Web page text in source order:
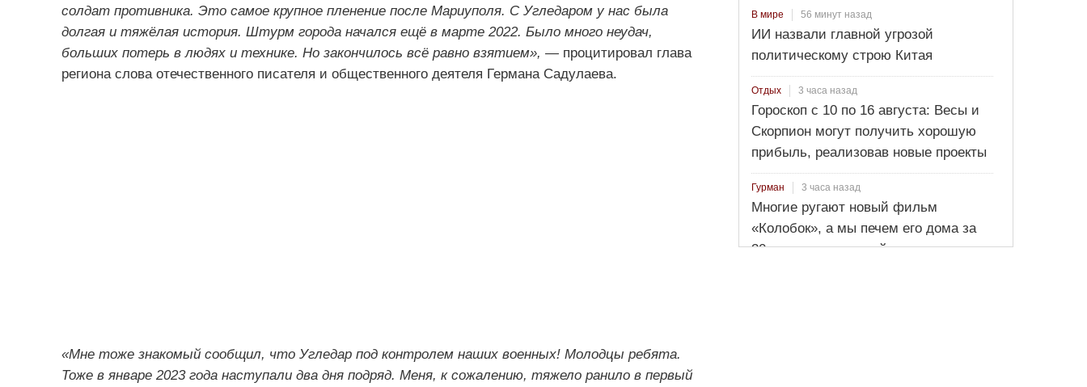
солдат противника. Это самое крупное пленение после Мариуполя. С Угледаром у нас была
долгая и тяжёлая история. Штурм города начался ещё в марте 2022. Было много неудач,
больших потерь в людях и технике. Но закончилось всё равно взятием», —процитировал глава
региона слова отечественного писателя и общественного деятеля Германа Садулаева.
«Мне тоже знакомый сообщил, что Угледар под контролем наших военных! Молодцы ребята.
Тоже в январе 2023 года наступали два дня подряд. Меня, к сожалению, тяжело ранило в первый
В мире 56 минут назад
ИИ назвали главной угрозой
политическому строю Китая
Отдых 3 часа назад
Гороскоп с 10 по 16 августа: Весы и
Скорпион могут получить хорошую
прибыль, реализовав новые проекты
Гурман 3 часа назад
Многие ругают новый фильм
«Колобок», а мы печем его дома за
30 минут: пошаговый рецепт